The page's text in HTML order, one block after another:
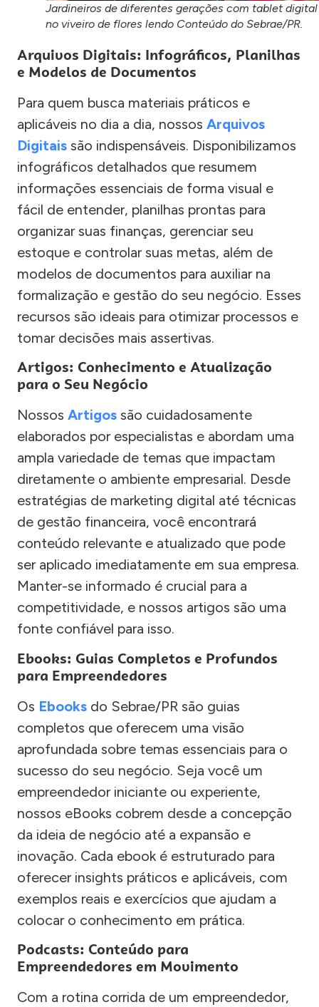
Jardineiros de diferentes gerações com tablet digital
no viveiro de flores lendo Conteúdo do Sebrae/PR.
Arquivos Digitais: Infográficos, Planilhas
e Modelos de Documentos
Para quem busca materiais práticos e
aplicáveis no dia a dia, nossos Arquivos
Digitais são indispensáveis. Disponibilizamos
infográficos detalhados que resumem
informações essenciais de forma visual e
fácil de entender, planilhas prontas para
organizar suas finanças, gerenciar seu
estoque e controlar suas metas, além de
modelos de documentos para auxiliar na
formalização e gestão do seu negócio. Esses
recursos são ideais para otimizar processos e
tomar decisões mais assertivas.
Artigos: Conhecimento e Atualização
para o Seu Negócio
Nossos Artigos são cuidadosamente
elaborados por especialistas e abordam uma
ampla variedade de temas que impactam
diretamente o ambiente empresarial. Desde
estratégias de marketing digital até técnicas
de gestão financeira, você encontrará
conteúdo relevante e atualizado que pode
ser aplicado imediatamente em sua empresa.
Manter-se informado é crucial para a
competitividade, e nossos artigos são uma
fonte confiável para isso.
Ebooks: Guias Completos e Profundos
para Empreendedores
Os Ebooks do Sebrae/PR são guias
completos que oferecem uma visão
aprofundada sobre temas essenciais para o
sucesso do seu negócio. Seja você um
empreendedor iniciante ou experiente,
nossos eBooks cobrem desde a concepção
da ideia de negócio até a expansão e
inovação. Cada ebook é estruturado para
oferecer insights práticos e aplicáveis, com
exemplos reais e exercícios que ajudam a
colocar o conhecimento em prática.
Podcasts: Conteúdo para
Empreendedores em Movimento
Com a rotina corrida de um empreendedor,